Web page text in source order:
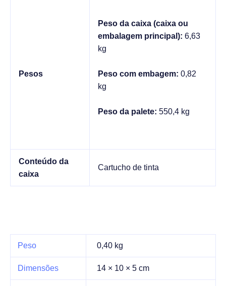
Pesos
Peso da caixa (caixa ou
embalagem principal): 6,63
kg
Peso com embagem: 0,82
kg
Peso da palete: 550,4 kg
Conteúdo da
caixa
Cartucho de tinta
Peso 0,40 kg
Dimensões 14 × 10 × 5 cm